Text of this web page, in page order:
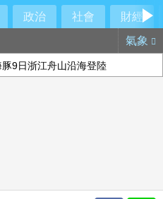
政治 社會
財經
氣象
9日浙江舟山沿海登陸